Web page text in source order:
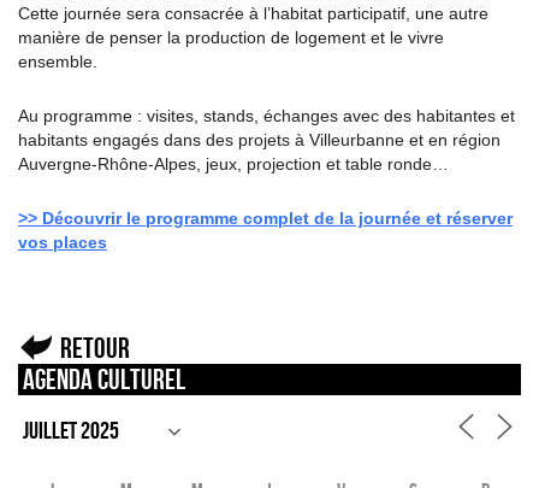
Cette journée sera consacrée à l’habitat participatif, une autre
manière de penser la production de logement et le vivre
ensemble.
Au programme : visites, stands, échanges avec des habitantes et
habitants engagés dans des projets à Villeurbanne et en région
Auvergne-Rhône-Alpes, jeux, projection et table ronde…
>> Découvrir le programme complet de la journée et réserver
vos places
Retour
Agenda culturel